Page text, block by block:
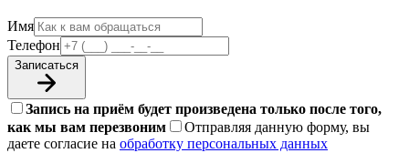
Имя
Телефон
Записаться
Запись на приём будет произведена только после того,
как мы вам перезвоним
Отправляя данную форму, вы
даете согласие на обработку персональных данных